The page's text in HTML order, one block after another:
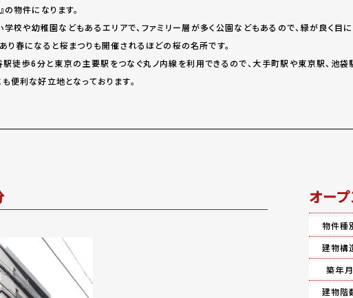
の物件になります。
校や幼稚園などもあるエリアで、ファミリー層が多く公園などもあるので、緑が良く目
り春になると桜まつりも開催されるほどの桜の名所です。
徒歩6分と東京の主要駅をつなぐ丸ノ内線を利用できるので、大手町駅や東京駅、池
便利な好立地となっております。
オー
物件種
建物構
築年月
建物階